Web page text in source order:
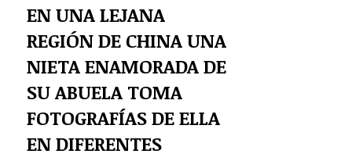
EN UNA LEJANA
REGIÓN DE CHINA UNA
NIETA ENAMORADA DE
SU ABUELA TOMA
FOTOGRAFÍAS DE ELLA
EN DIFERENTES